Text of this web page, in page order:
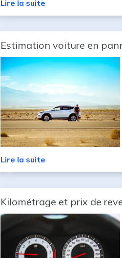
Lire la suite
Estimation voiture en
Lire la suite
Kilométrage et prix de